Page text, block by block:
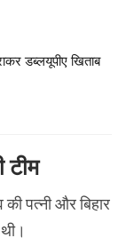
डब्लयूपीए खिताब
टीम
पत्‍नी और बिहार